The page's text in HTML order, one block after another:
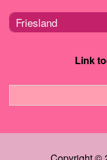
Friesland
Link